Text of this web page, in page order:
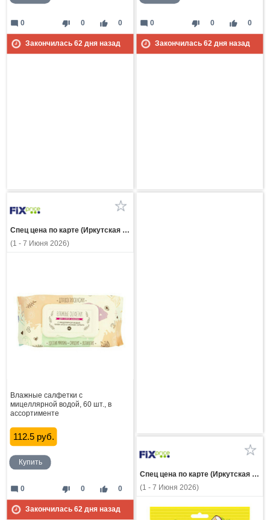
thumb_down 0 thumb_up 0
mode_comment 0
Закончилась 62дня назад
thumb_down 0 thumb_up 0
mode_comment 0
Закончилась 62дня назад
Спец цена по карте (Иркутская область)
(1 - 7 Июня 2026)
Влажные салфетки с
мицеллярной водой, 60 шт., в
ассортименте
112.5 руб.
Купить
thumb_down 0 thumb_up 0
mode_comment 0
Закончилась 62дня назад
Спец цена по карте (Иркутская область)
(1 - 7 Июня 2026)